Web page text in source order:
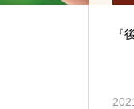
『